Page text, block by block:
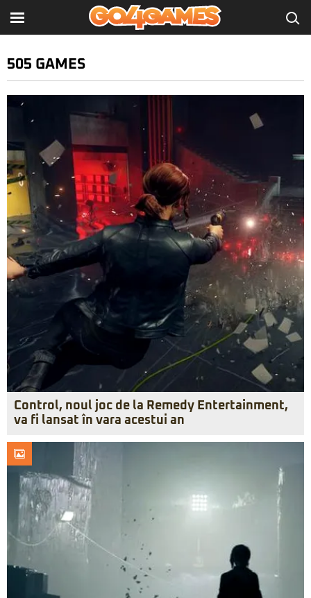
505 GAMES
Control, noul joc de la Remedy Entertainment,
va fi lansat în vara acestui an